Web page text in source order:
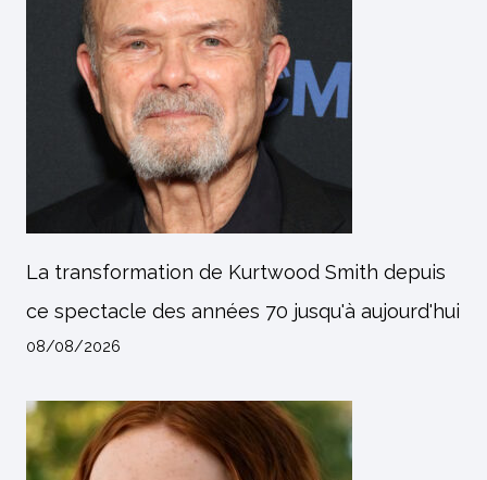
La transformation de Kurtwood Smith depuis
ce spectacle des années 70 jusqu'à aujourd'hui
08/08/2026